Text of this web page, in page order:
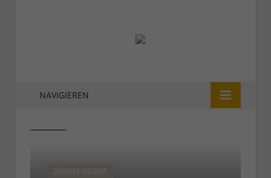
NAVIGIEREN
DÜSSEL-BILDER